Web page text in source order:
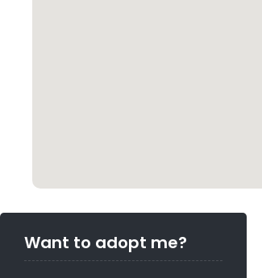
Want to adopt me?